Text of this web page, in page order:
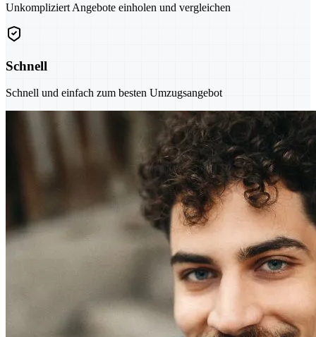
Unkompliziert Angebote einholen und vergleichen
Schnell
Schnell und einfach zum besten Umzugsangebot